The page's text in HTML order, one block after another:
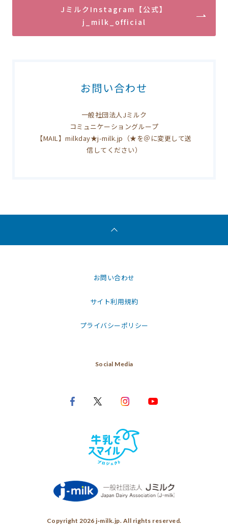
JミルクInstagram【公式】
j_milk_official
お問い合わせ
一般社団法人Jミルク
コミュニケーショングループ
【MAIL】milkday★j-milk.jp（★を＠に変更して送
信してください）
Copyright 2026 j‑milk.jp. All rights reserved.
お問い合わせ
サイト利用規約
プライバシーポリシー
Social Media